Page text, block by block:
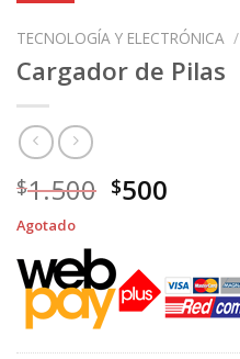
TECNOLOGÍA Y ELECTRÓNICA /
Cargador de Pilas
$1.500 El
era:
$1.500.
$500
es:
$500.
Agotado